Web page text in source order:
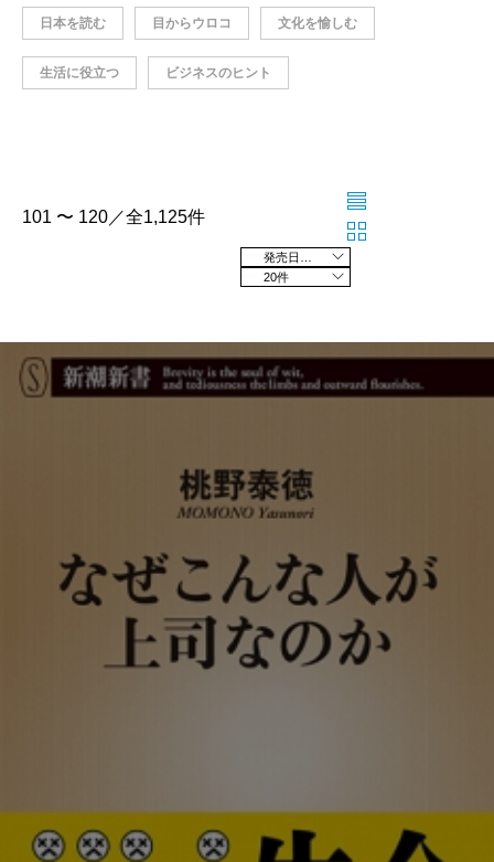
日本を読む 目からウロコ 文化を愉しむ
生活に役立つ ビジネスのヒント
101 〜 120／全1,125件
20件